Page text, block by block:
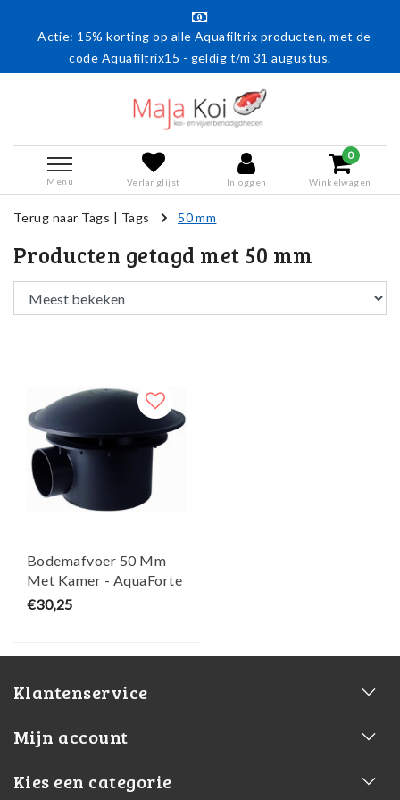
Actie: 15% korting op alle Aquafiltrix producten, met de
code Aquafiltrix15 - geldig t/m 31 augustus.
Menu Verlanglijst Inloggen
0
Winkelwagen
Terug naar Tags | Tags 50 mm
Producten getagd met 50 mm
Bodemafvoer 50 Mm
Met Kamer - AquaForte
€30,25
Klantenservice
Mijn account
Kies een categorie